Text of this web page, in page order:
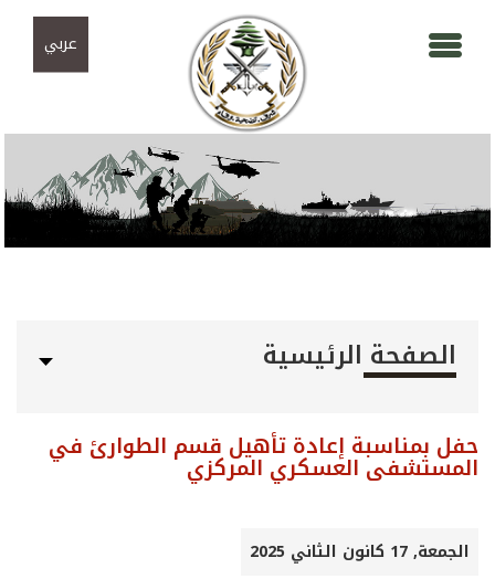
عربي
الصفحة الرئيسية
حفل بمناسبة إعادة تأهيل قسم الطوارئ في
المستشفى العسكري المركزي
الجمعة, 17 كانون الثاني 2025